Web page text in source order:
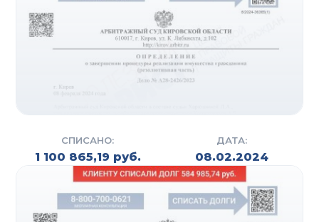
иск на банкротство. Также подготавливаются все
необходимые документы для подачи иска. Этим
могут заниматься специалисты компании (на
практике данный процесс занимает от 7 до 10
дней) либо сам должник, но в связи с
больше времени (в среднем от 1 до 3 месяцев).
После того, как собраны все справки и выписки,
оплачены госпошлины и депозиты суда,
составляется исковое заявление.
Следующий этап – это регистрация искового
СПИСАНО:
1 100 865,19 руб.
ДАТА:
08.02.2024